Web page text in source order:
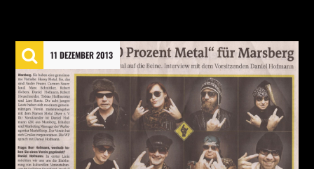
Facebook
Pinterest
11 DEZEMBER 2013